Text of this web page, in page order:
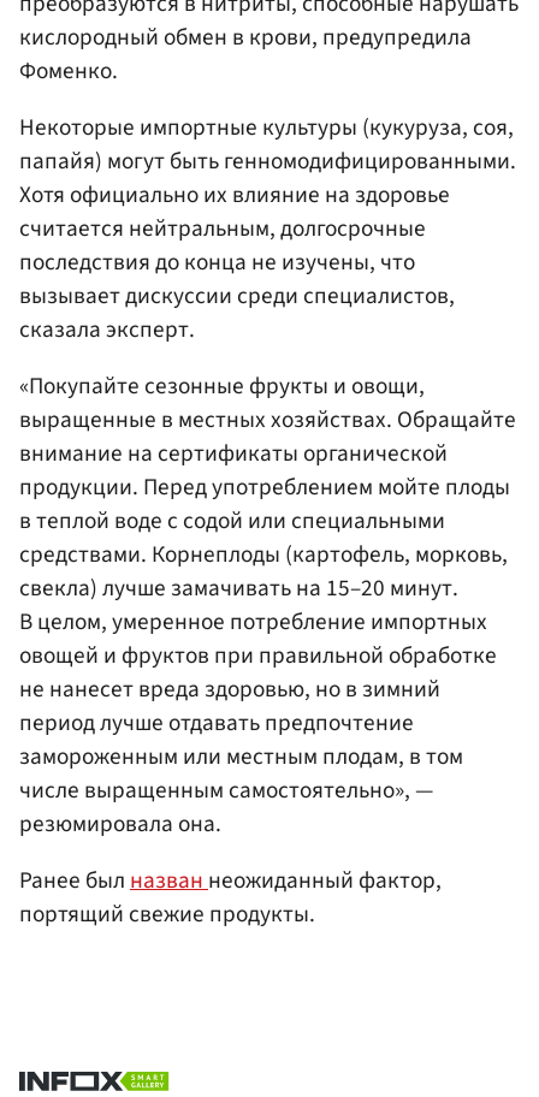
кислородный обмен в крови, предупредила
Фоменко.
Некоторые импортные культуры (кукуруза, соя,
папайя) могут быть генномодифицированными.
Хотя официально их влияние на здоровье
считается нейтральным, долгосрочные
последствия до конца не изучены, что
вызывает дискуссии среди специалистов,
сказала эксперт.
«Покупайте сезонные фрукты и овощи,
выращенные в местных хозяйствах. Обращайте
внимание на сертификаты органической
продукции. Перед употреблением мойте плоды
в теплой воде с содой или специальными
средствами. Корнеплоды (картофель, морковь,
свекла) лучше замачивать на 15–20 минут.
В целом, умеренное потребление импортных
овощей и фруктов при правильной обработке
не нанесет вреда здоровью, но в зимний
период лучше отдавать предпочтение
замороженным или местным плодам, в том
числе выращенным самостоятельно», —
резюмировала она.
Ранее былназваннеожиданный фактор,
портящий свежие продукты.